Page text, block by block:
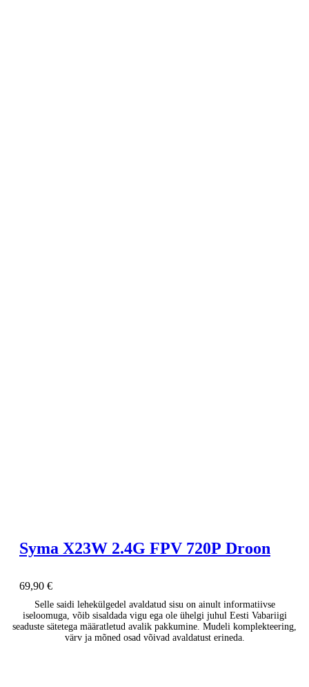
Syma X23W 2.4G FPV 720P Droon
69,90 €
Selle saidi lehekülgedel avaldatud sisu on ainult informatiivse
iseloomuga, võib sisaldada vigu ega ole ühelgi juhul Eesti Vabariigi
seaduste sätetega määratletud avalik pakkumine. Mudeli komplekteering,
värv ja mõned osad võivad avaldatust erineda.